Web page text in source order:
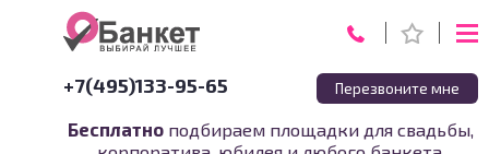
+7(495)133-95-65 Перезвоните мне
Бесплатно подбираем площадки для свадьбы,